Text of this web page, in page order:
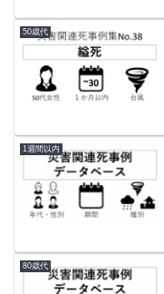
50歳代
1週間以内
80歳代